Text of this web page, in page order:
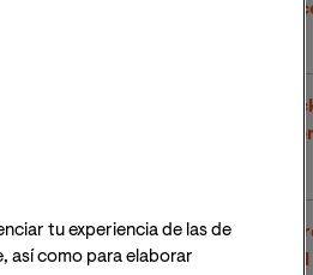
edición de su programa
VIU recibe su quinto
Award y es la única
Voltha-IS se alza como
de la segunda edición
tu experiencia de las de
así como para elaborar